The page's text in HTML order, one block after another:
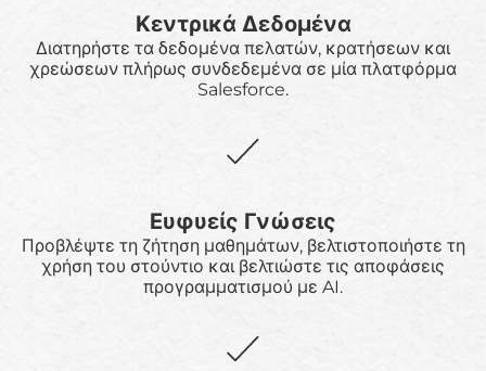
Κεντρικά Δεδομένα
Διατηρήστε τα δεδομένα πελατών, κρατήσεων και
χρεώσεων πλήρως συνδεδεμένα σε μία πλατφόρμα
Salesforce.
Ευφυείς Γνώσεις
Προβλέψτε τη ζήτηση μαθημάτων, βελτιστοποιήστε τη
χρήση του στούντιο και βελτιώστε τις αποφάσεις
προγραμματισμού με AI.